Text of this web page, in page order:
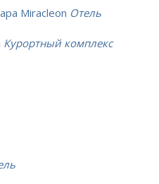
Miracleon Отель
Курортный комплекс